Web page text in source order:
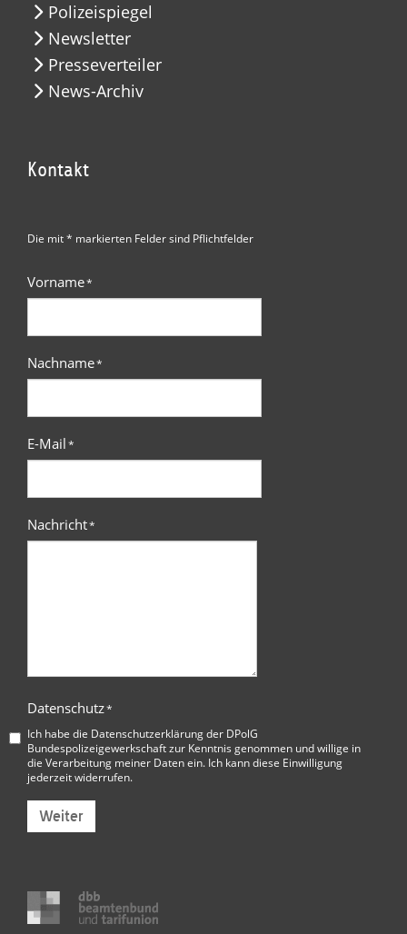
Polizeispiegel
Newsletter
Presseverteiler
News-Archiv
Kontakt
Die mit * markierten Felder sind Pflichtfelder
Vorname*
Nachname*
E-Mail*
Nachricht*
Datenschutz*
Ich habe die Datenschutzerklärung der DPolG
Bundespolizeigewerkschaftzur Kenntnis genommen und willige in
die Verarbeitung meiner Daten ein. Ich kann diese Einwilligung
jederzeit widerrufen.
Weiter